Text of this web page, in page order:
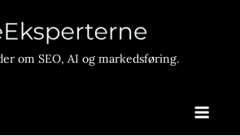
om SEO, AI og markedsføring.